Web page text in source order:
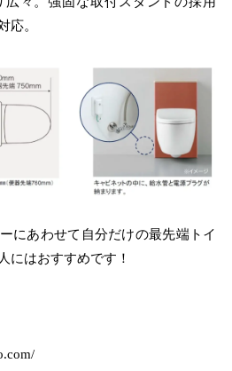
応。
にあわせて自分だけの最先端トイ
にはおすすめです！